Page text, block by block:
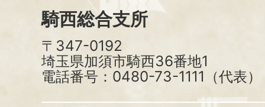
騎西総合支所
〒347-0192
埼玉県加須市騎西36番地1
電話番号：0480-73-1111（代表）